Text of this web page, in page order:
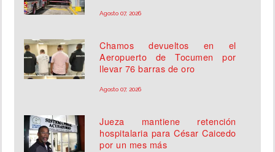
Agosto 07, 2026
Chamos devueltos en el
Aeropuerto de Tocumen por
llevar 76 barras de oro
Agosto 07, 2026
Jueza mantiene retención
hospitalaria para César Caicedo
por un mes más